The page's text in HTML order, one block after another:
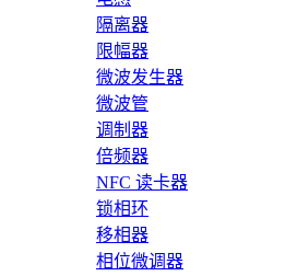
隔离器
限幅器
微波发生器
微波管
调制器
倍频器
NFC 读卡器
锁相环
移相器
相位微调器